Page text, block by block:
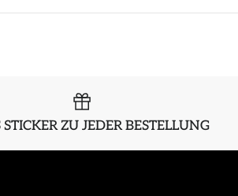
STICKER ZU JEDER BESTELLUNG